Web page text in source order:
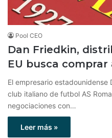
Pool CEO
Dan Friedkin,
EU busca comprar
El empresario
club italiano de futbol AS
negociaciones con…
Leer más »